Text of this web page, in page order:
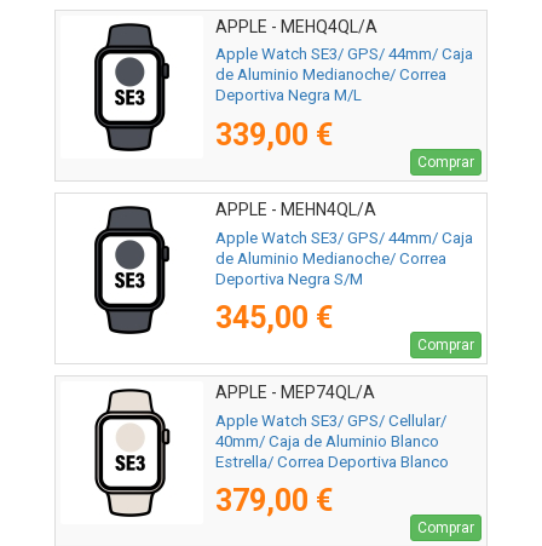
APPLE - MEHQ4QL/A
Apple Watch SE3/ GPS/ 44mm/ Caja
de Aluminio Medianoche/ Correa
Deportiva Negra M/L
339,00 €
Comprar
APPLE - MEHN4QL/A
Apple Watch SE3/ GPS/ 44mm/ Caja
de Aluminio Medianoche/ Correa
Deportiva Negra S/M
345,00 €
Comprar
APPLE - MEP74QL/A
Apple Watch SE3/ GPS/ Cellular/
40mm/ Caja de Aluminio Blanco
Estrella/ Correa Deportiva Blanco
379,00 €
Comprar